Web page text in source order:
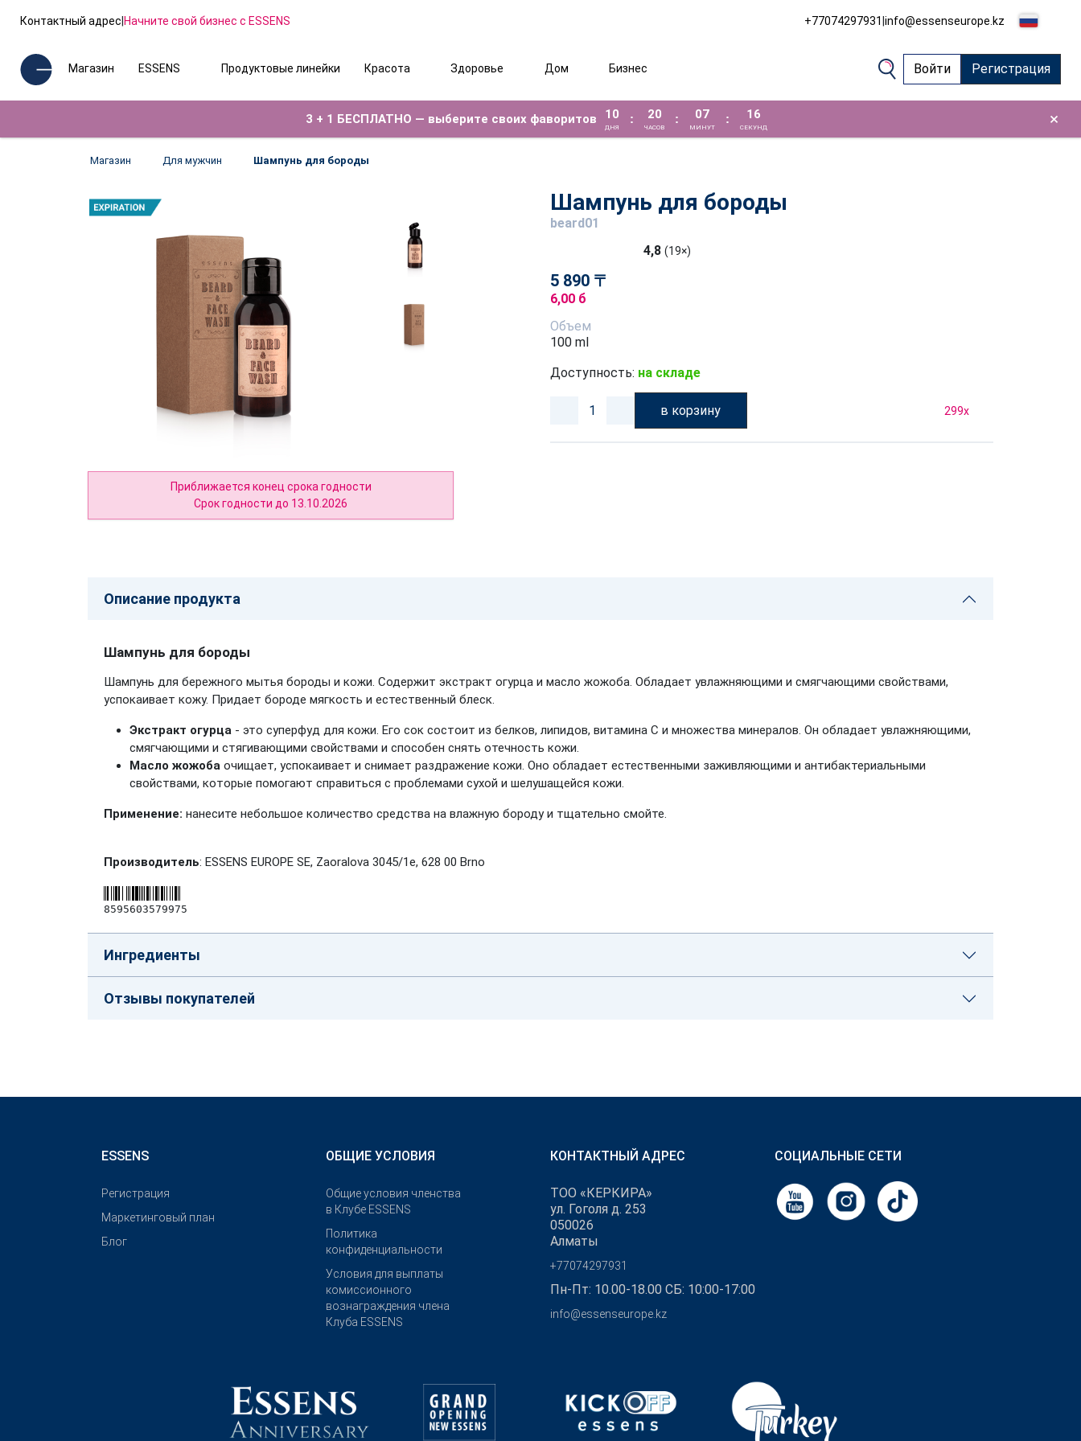
Контактный адрес|Начните свой бизнес с ESSENS +77074297931|info@essenseurope.kz
Магазин ESSENS Продуктовые линейки Красота Здоровье Дом Бизнес Войти Регистрация
3 + 1 БЕСПЛАТНО — выберите своих фаворитов 10
ДНЯ
: 20
ЧАСОВ
: 07
МИНУТ
: 16
СЕКУНД ×
Магазин Для мужчин Шампунь для бороды
Приближается конец срока годности
Срок годности до 13.10.2026
Шампунь для бороды
beard01
4,8 (19×)
5 890 〒
6,00 б
Объем
100 ml
Доступность: на складе
в корзину 299x
Описание продукта
Шампунь для бороды
Шампунь для бережного мытья бороды и кожи. Содержит экстракт огурца и масло жожоба. Обладает увлажняющими и смягчающими свойствами,
успокаивает кожу. Придает бороде мягкость и естественный блеск.
Экстракт огурца - это суперфуд для кожи. Его сок состоит из белков, липидов, витамина С и множества минералов. Он обладает увлажняющими,
смягчающими и стягивающими свойствами и способен снять отечность кожи.
Масло жожоба очищает, успокаивает и снимает раздражение кожи. Оно обладает естественными заживляющими и антибактериальными
свойствами, которые помогают справиться с проблемами сухой и шелушащейся кожи.
Применение: нанесите небольшое количество средства на влажную бороду и тщательно смойте.
Производитель: ESSENS EUROPE SE, Zaoralova 3045/1e, 628 00 Brno
8595603579975
Ингредиенты
Отзывы покупателей
ESSENS
Pегистрация
Маркетинговый план
Блог
ОБЩИЕ УСЛОВИЯ
Общие условия членства
в Клубе ESSENS
Политика
конфиденциальности
Условия для выплаты
комиссионного
вознаграждения члена
Клуба ESSENS
КОНТАКТНЫЙ АДРЕС
ТОО «КЕРКИРА»
ул. Гоголя д. 253
050026
Алматы
+77074297931
Пн-Пт: 10.00-18.00 СБ: 10:00-17:00
info@essenseurope.kz
СОЦИАЛЬНЫЕ СЕТИ